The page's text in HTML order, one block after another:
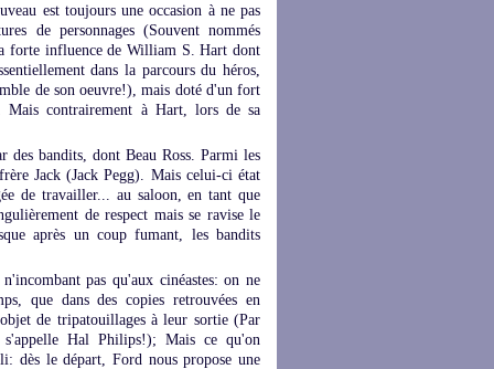
est toujours une occasion à ne pas
de personnages (Souvent nommés
forte influence de William S. Hart dont
dans la parcours du héros,
de son oeuvre!), mais doté d'un fort
contrairement à Hart, lors de sa
bandits, dont Beau Ross. Parmi les
Jack (Jack Pegg). Mais celui-ci état
de travailler... au saloon, en tant que
de respect mais se ravise le
après un coup fumant, les bandits
pas qu'aux cinéastes: on ne
que dans des copies retrouvées en
de tripatouillages à leur sortie (Par
Hal Philips!); Mais ce qu'on
dès le départ, Ford nous propose une